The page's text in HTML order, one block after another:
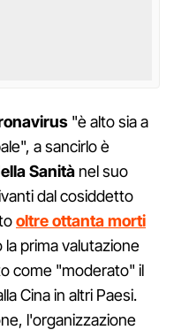
"è alto sia a
a sancirlo è
Sanità nel suo
dal cosiddetto
oltre ottanta morti
prima valutazione
come "moderato" il
Cina in altri Paesi.
l'organizzazione